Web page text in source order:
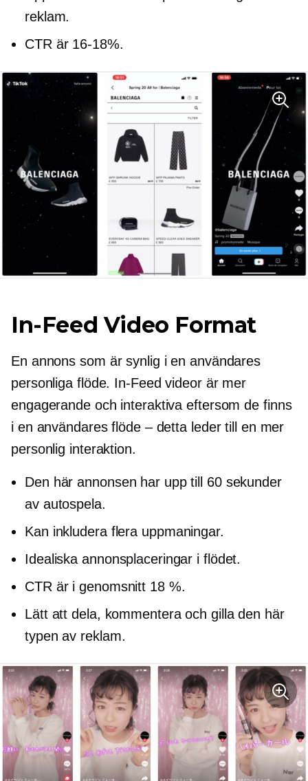
reklam.
CTR är 16-18%.
In-Feed Video Format
En annons som är synlig i en användares
personliga flöde. In-Feed videor är mer
engagerande och interaktiva eftersom de finns
i en användares flöde – detta leder till en mer
personlig interaktion.
Den här annonsen har upp till 60 sekunder
av autospela.
Kan inkludera flera uppmaningar.
Idealiska annonsplaceringar i flödet.
CTR är i genomsnitt 18 %.
Lätt att dela, kommentera och gilla den här
typen av reklam.